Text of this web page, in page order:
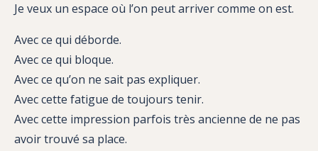
Je veux un espace où l’on peut arriver comme on est.
Avec ce qui déborde.
Avec ce qui bloque.
Avec ce qu’on ne sait pas expliquer.
Avec cette fatigue de toujours tenir.
Avec cette impression parfois très ancienne de ne pas
avoir trouvé sa place.